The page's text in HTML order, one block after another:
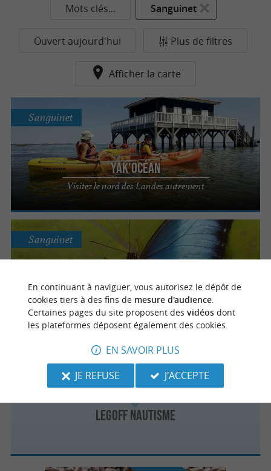
Mots clés... Sanguinet
Ouvert aujourd'hui Plus de filtres
Afficher la carte
Yak'Océan
Visitez le nord des Landes autrement
Sanguinet
Balade à travers différents milieux de vie des
papillons à Sanguinet
Sanguinet
LEGOFF NAUTISME
Sanguinet
En continuant à naviguer, vous autorisez le dépôt de
cookies tiers à des fins de mesure d'audience.
Certaines pages du site proposent des vidéosdont
les plateformes déposent également des cookies.
EN SAVOIR PLUS
JE REFUSE
J'ACCEPTE